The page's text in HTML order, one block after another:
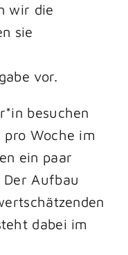
wir die
sie
vor.
besuchen
pro Woche im
ein paar
Aufbau
dabei im